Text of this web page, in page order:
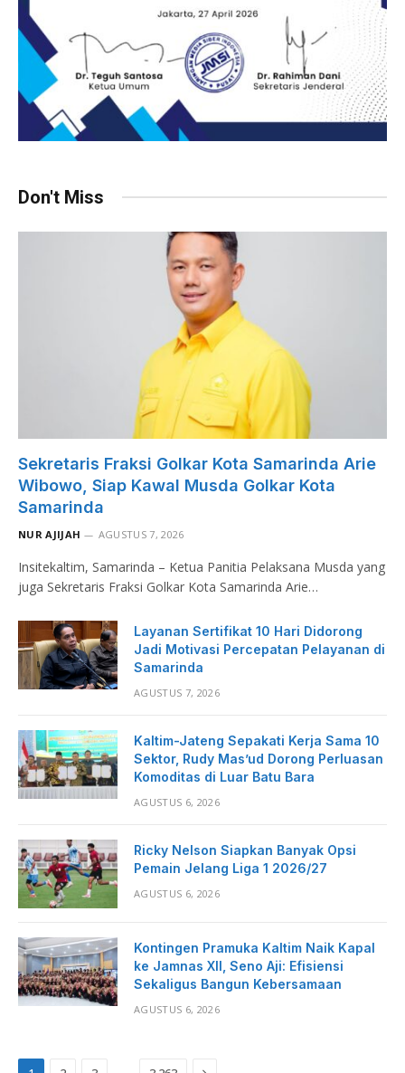
Don't Miss
Sekretaris Fraksi Golkar Kota Samarinda Arie
Wibowo, Siap Kawal Musda Golkar Kota
Samarinda
NUR AJIJAH AGUSTUS 7, 2026
Insitekaltim, Samarinda – Ketua Panitia Pelaksana Musda yang
juga Sekretaris Fraksi Golkar Kota Samarinda Arie…
Layanan Sertifikat 10 Hari Didorong
Jadi Motivasi Percepatan Pelayanan di
Samarinda
AGUSTUS 7, 2026
Kaltim-Jateng Sepakati Kerja Sama 10
Sektor, Rudy Mas’ud Dorong Perluasan
Komoditas di Luar Batu Bara
AGUSTUS 6, 2026
Ricky Nelson Siapkan Banyak Opsi
Pemain Jelang Liga 1 2026/27
AGUSTUS 6, 2026
Kontingen Pramuka Kaltim Naik Kapal
ke Jamnas XII, Seno Aji: Efisiensi
Sekaligus Bangun Kebersamaan
AGUSTUS 6, 2026